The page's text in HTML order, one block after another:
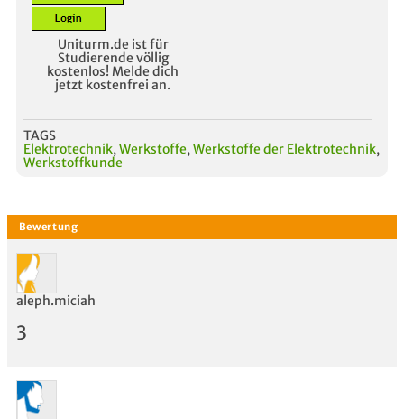
Uniturm.de ist für
Studierende völlig
kostenlos! Melde dich
jetzt kostenfrei an.
TAGS
Elektrotechnik, Werkstoffe, Werkstoffe der Elektrotechnik,
Werkstoffkunde
aleph.miciah
3